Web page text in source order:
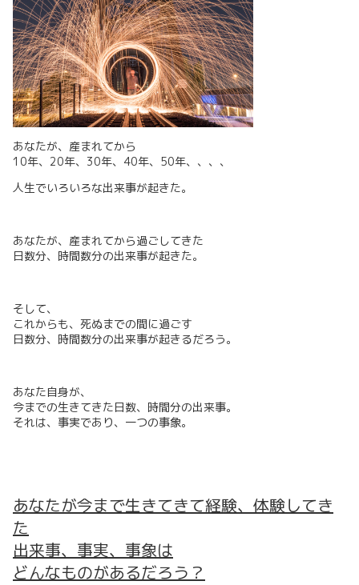
あなたが、産まれてから
10年、20年、30年、40年、50年、、、、
人生でいろいろな出来事が起きた。
あなたが、産まれてから過ごしてきた
日数分、時間数分の出来事が起きた。
そして、
これからも、死ぬまでの間に過ごす
日数分、時間数分の出来事が起きるだろう。
あなた自身が、
今までの生きてきた日数、時間分の出来事。
それは、事実であり、一つの事象。
あなたが今まで生きてきて経験、体験してき
た
出来事、事実、事象は
どんなものがあるだろう？